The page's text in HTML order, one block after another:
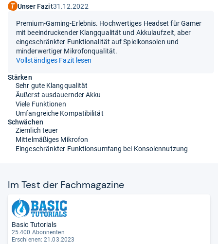
Unser Fazit31.12.2022
Premium-Gaming-Erlebnis. Hochwertiges Headset für Gamer
mit beeindruckender Klangqualität und Akkulaufzeit, aber
eingeschränkter Funktionalität auf Spielkonsolen und
minderwertiger Mikrofonqualität.
Vollständiges Fazit lesen
Stärken
Sehr gute Klangqualität
Äußerst ausdauernder Akku
Viele Funktionen
Umfangreiche Kompatibilität
Schwächen
Ziemlich teuer
Mittelmäßiges Mikrofon
Eingeschränkter Funktionsumfang bei Konsolennutzung
Im Test der Fach­ma­ga­zine
Basic Tutorials
25.400 Abonnenten
Erschienen: 21.03.2023